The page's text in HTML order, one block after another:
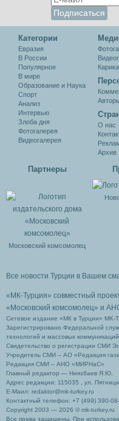
Категории
Евразия
В России
Популярное
В мире
Образование и Наука
Спорт
Анализ
Интервью
Злоба дня
Фотогалерея
Видеогалерея
О нас
Архив
Партнеры
Московский комсомолец
Все новости Турции в Вашем
«МК-Турция» совместный
«Московский комсомолец» и
Сетевое издание «МК в Турции» MK-
Зарегистрировано Федеральной
технологий и массовых
Свидетельство о регистрации СМИ
Учредитель СМИ – АО «Редакция
Редакция СМИ – АНО «МИРНаС»
Главный редактор — Ниязбаев Я.Ю.
Адрес редакции: 115035 , ул.
Е-Маил: redaktor@mk-turkey.ru
Контактный телефон: +7 (499) 390-
Copyright 2003 — 2026 © mk-turkey.ru
Все права защищены. При